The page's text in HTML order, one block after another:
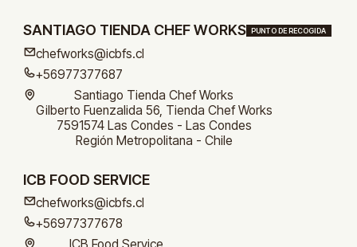
SANTIAGO TIENDA CHEF WORKS PUNTO DE RECOGIDA
chefworks@icbfs.cl
+56977377687
Santiago Tienda Chef Works
Gilberto Fuenzalida 56, Tienda Chef Works
7591574 Las Condes - Las Condes
Región Metropolitana - Chile
ICB FOOD SERVICE
chefworks@icbfs.cl
+56977377678